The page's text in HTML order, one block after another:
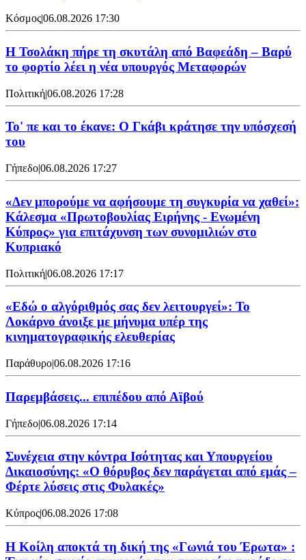
Κόσμος|06.08.2026 17:30
Η Τσολάκη πήρε τη σκυτάλη από Βαφεάδη – Βαρύ
το φορτίο λέει η νέα υπουργός Μεταφορών
Πολιτική|06.08.2026 17:28
Το' πε και το έκανε: Ο Γκάβι κράτησε την υπόσχεσή
του
Γήπεδο|06.08.2026 17:27
«Δεν μπορούμε να αφήσουμε τη συγκυρία να χαθεί»:
Κάλεσμα «Πρωτοβουλίας Ειρήνης - Ενωμένη
Κύπρος» για επιτάχυνση των συνομιλιών στο
Κυπριακό
Πολιτική|06.08.2026 17:17
«Εδώ ο αλγόριθμός σας δεν λειτουργεί»: Το
Λοκάρνο άνοιξε με μήνυμα υπέρ της
κινηματογραφικής ελευθερίας
Παράθυρο|06.08.2026 17:16
Παρεμβάσεις... επιπέδου από Αϊβού
Γήπεδο|06.08.2026 17:14
Συνέχεια στην κόντρα Ισότητας και Υπουργείου
Δικαιοσύνης: «Ο θόρυβος δεν παράγεται από εμάς –
Φέρτε λύσεις στις Φυλακές»
Κύπρος|06.08.2026 17:08
Η Κοίλη αποκτά τη δική της «Γωνιά του Έρωτα» :